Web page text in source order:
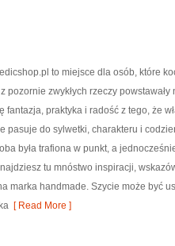
to miejsce dla osób, które
pozornie zwykłych rzeczy
fantazja, praktyka i radość z tego, że
pasuje do sylwetki, charakteru i
była trafiona w punkt, a
tu mnóstwo inspiracji,
marka handmade. Szycie może być
[ Read More ]